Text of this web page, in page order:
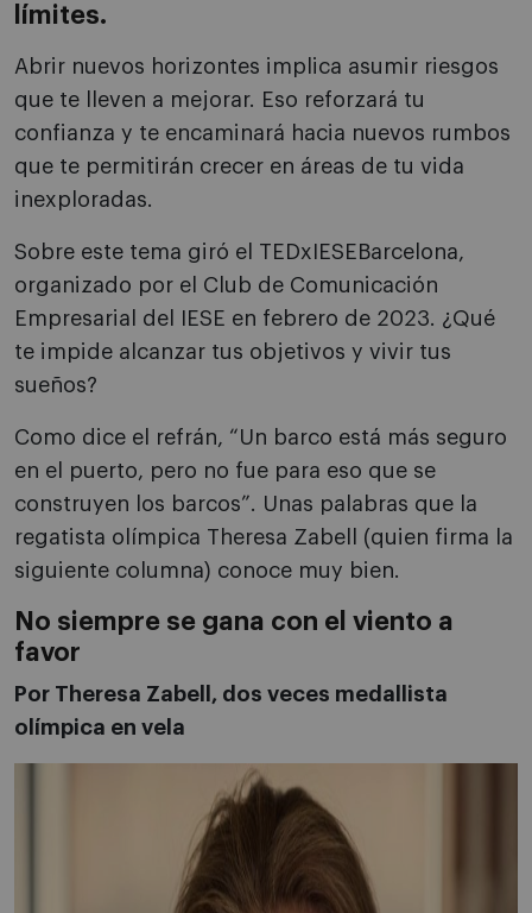
límites.
Abrir nuevos horizontes implica asumir riesgos
que te lleven a mejorar. Eso reforzará tu
confianza y te encaminará hacia nuevos rumbos
que te permitirán crecer en áreas de tu vida
inexploradas.
Sobre este tema giró el TEDxIESEBarcelona,
organizado por el Club de Comunicación
Empresarial del IESE en febrero de 2023. ¿Qué
te impide alcanzar tus objetivos y vivir tus
sueños?
Como dice el refrán, “Un barco está más seguro
en el puerto, pero no fue para eso que se
construyen los barcos”. Unas palabras que la
regatista olímpica Theresa Zabell (quien firma la
siguiente columna) conoce muy bien.
No siempre se gana con el viento a
favor
Por Theresa Zabell, dos veces medallista
olímpica en vela